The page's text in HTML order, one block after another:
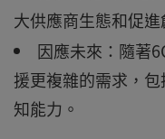
大供應商生態和促進
因應未來：隨著
援更複雜的需求，
知能力。